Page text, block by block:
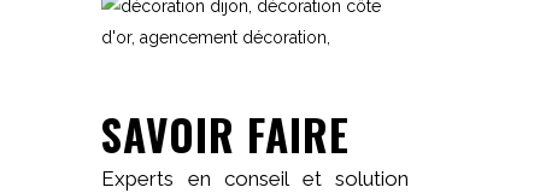
SAVOIR FAIRE
Experts en conseil et solution